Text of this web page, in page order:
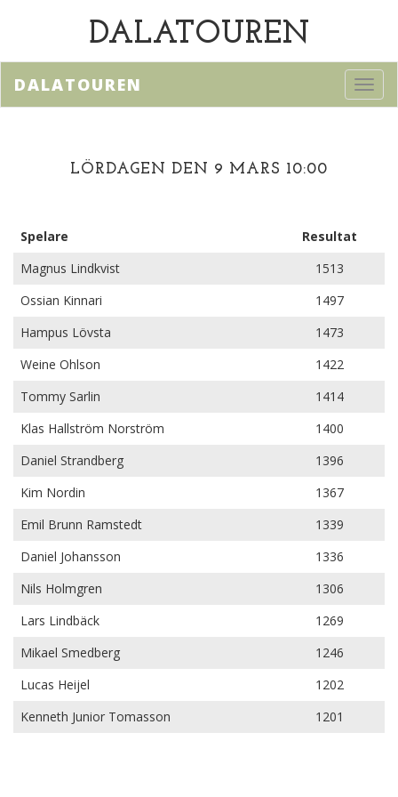
DALATOUREN
DALATOUREN
LÖRDAGEN DEN 9 MARS 10:00
Spelare
Resultat
Magnus Lindkvist
1513
Ossian Kinnari
1497
Hampus Lövsta
1473
Weine Ohlson
1422
Tommy Sarlin
1414
Klas Hallström Norström
1400
Daniel Strandberg
1396
Kim Nordin
1367
Emil Brunn Ramstedt
1339
Daniel Johansson
1336
Nils Holmgren
1306
Lars Lindbäck
1269
Mikael Smedberg
1246
Lucas Heijel
1202
Kenneth Junior Tomasson
1201